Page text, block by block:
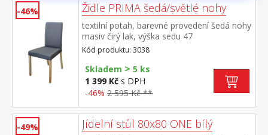
-46% Židle PRIMA šedá/světlé nohy
textilní potah, barevné provedení šedá nohy
masiv čirý lak, výška sedu 47
cm doporučená nosnost do 120 kg
Kód produktu: 3038
Skladem > 5 ks
1 399 Kč s DPH
-46% 2 595 Kč **
-49% Jídelní stůl 80x80 ONE bílý